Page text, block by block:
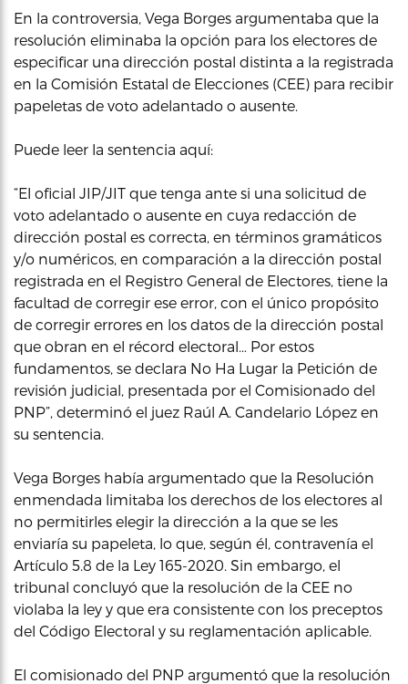
En la controversia, Vega Borges argumentaba que la
resolución eliminaba la opción para los electores de
especificar una dirección postal distinta a la registrada
en la Comisión Estatal de Elecciones (CEE) para recibir
papeletas de voto adelantado o ausente.
Puede leer la sentencia aquí:
“El oficial JIP/JIT que tenga ante si una solicitud de
voto adelantado o ausente en cuya redacción de
dirección postal es correcta, en términos gramáticos
y/o numéricos, en comparación a la dirección postal
registrada en el Registro General de Electores, tiene la
facultad de corregir ese error, con el único propósito
de corregir errores en los datos de la dirección postal
que obran en el récord electoral… Por estos
fundamentos, se declara No Ha Lugar la Petición de
revisión judicial, presentada por el Comisionado del
PNP”, determinó el juez Raúl A. Candelario López en
su sentencia.
Vega Borges había argumentado que la Resolución
enmendada limitaba los derechos de los electores al
no permitirles elegir la dirección a la que se les
enviaría su papeleta, lo que, según él, contravenía el
Artículo 5.8 de la Ley 165-2020. Sin embargo, el
tribunal concluyó que la resolución de la CEE no
violaba la ley y que era consistente con los preceptos
del Código Electoral y su reglamentación aplicable.
El comisionado del PNP argumentó que la resolución